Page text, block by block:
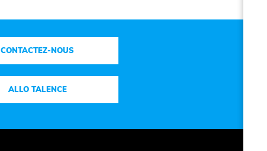
CONTACTEZ-NOUS
ALLO TALENCE